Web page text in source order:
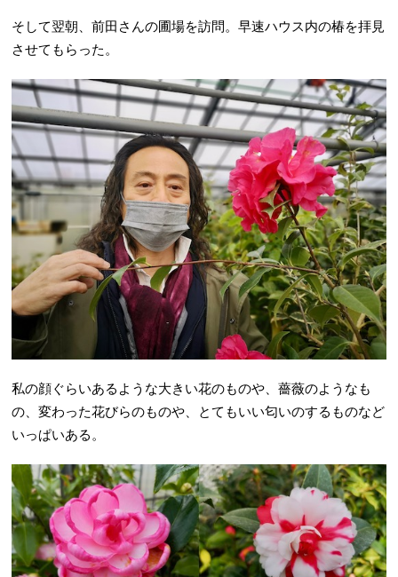
そして翌朝、前田さんの圃場を訪問。早速ハウス内の椿を拝見
させてもらった。
私の顔ぐらいあるような大きい花のものや、薔薇のようなも
の、変わった花びらのものや、とてもいい匂いのするものなど
いっぱいある。